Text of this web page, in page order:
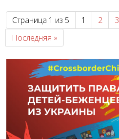
Страница 1 из 5 1 2 3
Последняя »